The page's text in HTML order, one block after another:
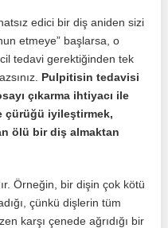
edici bir diş aniden sizi
etmeye” başlarsa, o
tedavi gerektiğinden tek
Pulpitisin tedavisi
çıkarma ihtiyacı ile
çürüğü iyileştirmek,
ölü bir diş almaktan
Örneğin, bir dişin çok kötü
çünkü dişlerin tüm
karşı çenede ağrıdığı bir